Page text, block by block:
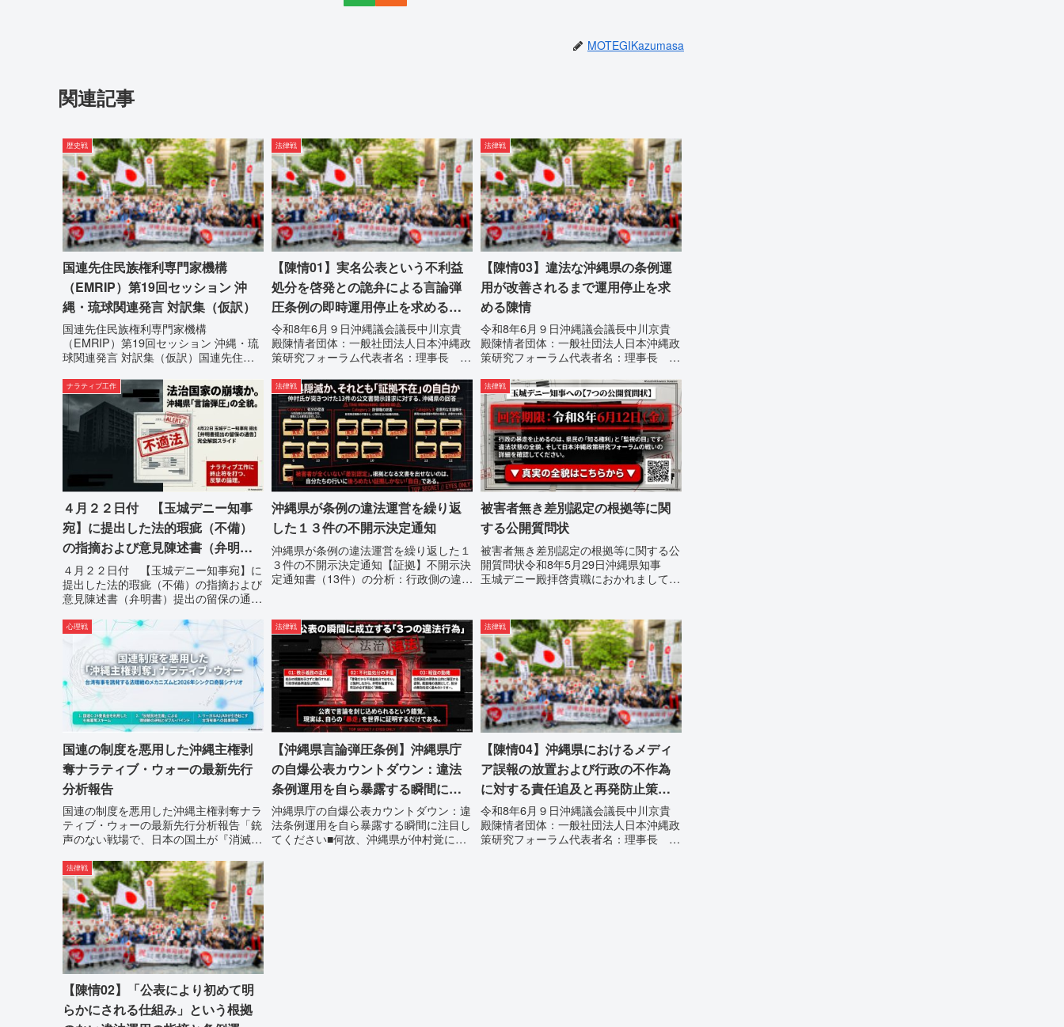
MOTEGIKazumasa
関連記事
歴史戦
国連先住民族権利専門家機構
（EMRIP）第19回セッション 沖
縄・琉球関連発言 対訳集（仮訳）
国連先住民族権利専門家機構
（EMRIP）第19回セッション 沖縄・琉
球関連発言 対訳集（仮訳）国連先住民
において行われた、沖縄・琉球の先住民
族指定、PFAS（有機フッ素化合物）問
題、米軍基地、伝統文化（...
法律戦
【陳情01】実名公表という不利益
処分を啓発との詭弁による言論弾
圧条例の即時運用停止を求める陳
情
令和8年6月９日沖縄議会議長中川京貴
殿陳情者団体：一般社団法人日本沖縄政
策研究フォーラム代表者名：理事長 仲
080- 実名公表という不利益処分を啓発
との詭弁による言論弾圧条例の即時運用
停止を求める陳情1...
法律戦
【陳情03】違法な沖縄県の条例運
用が改善されるまで運用停止を求
める陳情
令和8年6月９日沖縄議会議長中川京貴
殿陳情者団体：一般社団法人日本沖縄政
策研究フォーラム代表者名：理事長 仲
080-違法な沖縄県の条例運用が改善され
るまで運用停止を求める陳情陳情の趣旨
沖縄県は、「沖縄県...
ナラティブ工作
４月２２日付 【玉城デニー知事
宛】に提出した法的瑕疵（不備）
の指摘および意見陳述書（弁明
書）提出の留保の通告
４月２２日付 【玉城デニー知事宛】に
提出した法的瑕疵（不備）の指摘および
意見陳述書（弁明書）提出の留保の通告
法状態の指摘と意見陳述（弁明）留保の
通告を行いました。沖縄県は、この時
は、違法を認めて軌道修正す...
法律戦
沖縄県が条例の違法運営を繰り返
した１３件の不開示決定通知
沖縄県が条例の違法運営を繰り返した１
３件の不開示決定通知【証拠】不開示決
定通知書（13件）の分析：行政側の違法
拒否を突きつけました。これは、彼らが
行政手続きの正当性を失っ...
法律戦
被害者無き差別認定の根拠等に関
する公開質問状
被害者無き差別認定の根拠等に関する公
開質問状令和8年5月29日沖縄県知事
玉城デニー殿拝啓貴職におかれまして
（弁明）を行うにあたり、沖縄県行政手
続条例第28条で定められた...
心理戦
国連の制度を悪用した沖縄主権剥
奪ナラティブ・ウォーの最新先行
分析報告
国連の制度を悪用した沖縄主権剥奪ナラ
ティブ・ウォーの最新先行分析報告「銃
声のない戦場で、日本の国土が『消滅』
サイルが飛来する以前に始まっていま
す。国連という国際的な舞台で、巧妙な
「言説（ナラティブ）」が張...
法律戦
【沖縄県言論弾圧条例】沖縄県庁
の自爆公表カウントダウン：違法
条例運用を自ら暴露する瞬間に注
目してください
沖縄県庁の自爆公表カウントダウン：違
法条例運用を自ら暴露する瞬間に注目し
てください■何故、沖縄県が仲村覚に差
法律戦
【陳情04】沖縄県におけるメディ
ア誤報の放置および行政の不作為
に対する責任追及と再発防止策を
求める陳情
令和8年6月９日沖縄議会議長中川京貴
殿陳情者団体：一般社団法人日本沖縄政
策研究フォーラム代表者名：理事長 仲
法律戦
【陳情02】「公表により初めて明
らかにされる仕組み」という根拠